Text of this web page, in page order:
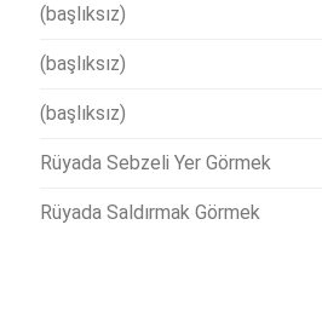
(başlıksız)
(başlıksız)
(başlıksız)
Rüyada Sebzeli Yer Görmek
Rüyada Saldırmak Görmek